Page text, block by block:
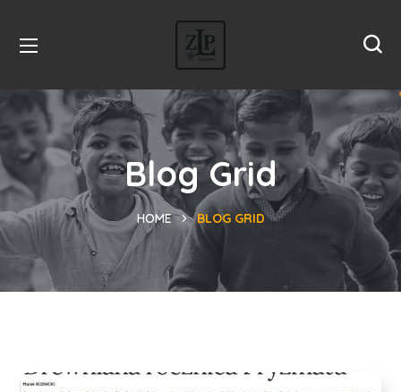
Blog Grid
HOME BLOG GRID